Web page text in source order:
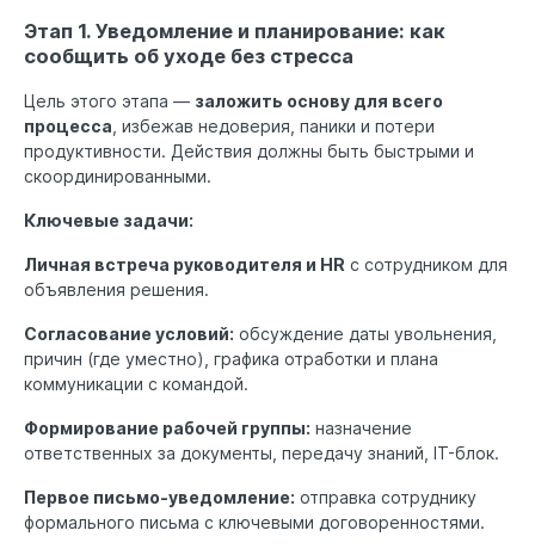
Этап 1. Уведомление и планирование: как
сообщить об уходе без стресса
Цель этого этапа — заложить основу для всего
процесса, избежав недоверия, паники и потери
продуктивности. Действия должны быть быстрыми и
скоординированными.
Ключевые задачи:
Личная встреча руководителя и HR с сотрудником для
объявления решения.
Согласование условий: обсуждение даты увольнения,
причин (где уместно), графика отработки и плана
коммуникации с командой.
Формирование рабочей группы: назначение
ответственных за документы, передачу знаний, IT-блок.
Первое письмо-уведомление: отправка сотруднику
формального письма с ключевыми договоренностями.